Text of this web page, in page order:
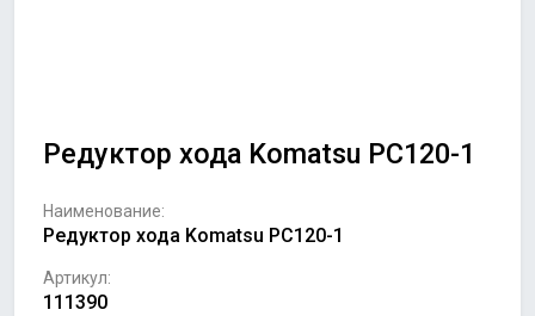
Редуктор хода Komatsu PC120-1
Наименование:
Редуктор хода Komatsu PC120-1
Артикул:
111390